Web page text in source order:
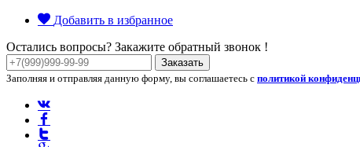
Добавить в избранное
Остались вопросы? Закажите обратный звонок !
Заказать
Заполняя и отправляя данную форму, вы соглашаетесь с политикой